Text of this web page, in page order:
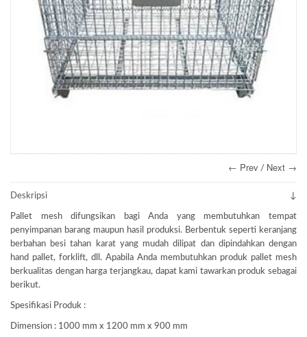
← Prev / Next →
Deskripsi
Pallet mesh difungsikan bagi Anda yang membutuhkan tempat
penyimpanan barang maupun hasil produksi. Berbentuk seperti keranjang
berbahan besi tahan karat yang mudah dilipat dan dipindahkan dengan
hand pallet, forklift, dll. Apabila Anda membutuhkan produk pallet mesh
berkualitas dengan harga terjangkau, dapat kami tawarkan produk sebagai
berikut.
Spesifikasi Produk :
Dimension : 1000 mm x 1200 mm x 900 mm